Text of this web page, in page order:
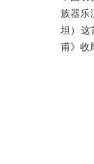
族器乐
坦）这
甫》收